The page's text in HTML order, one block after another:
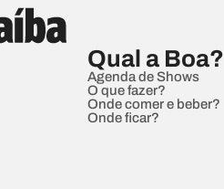
Qual a Boa?
Agenda de Shows
O que fazer?
Onde comer e beber?
Onde ficar?